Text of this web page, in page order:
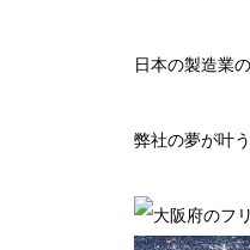
日本の製造業
弊社の夢が叶